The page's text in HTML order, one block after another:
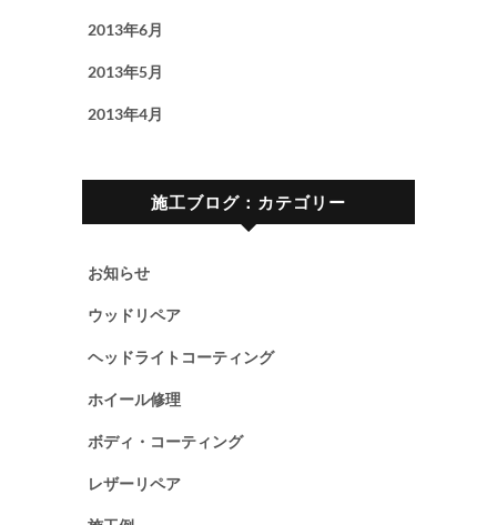
2013年6月
2013年5月
2013年4月
施工ブログ：カテゴリー
お知らせ
ウッドリペア
ヘッドライトコーティング
ホイール修理
ボディ・コーティング
レザーリペア